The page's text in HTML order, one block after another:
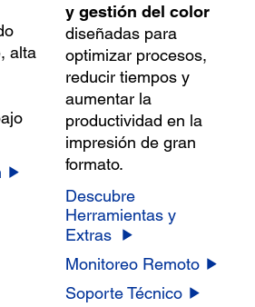
alta
y gestión del color
diseñadas para
optimizar procesos,
reducir tiempos y
aumentar la
productividad en la
impresión de gran
formato.
Descubre
Herramientas y
Extras
Monitoreo Remoto
Soporte Técnico